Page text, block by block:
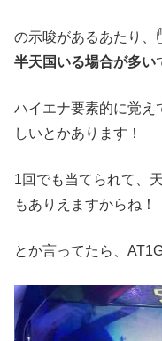
の示唆があるあたり、
半天国いる場合が多い
ハイエナ要素的に覚え
しいとかあります！
1回でも当てられて、
もありえますからね！
とか言ってたら、